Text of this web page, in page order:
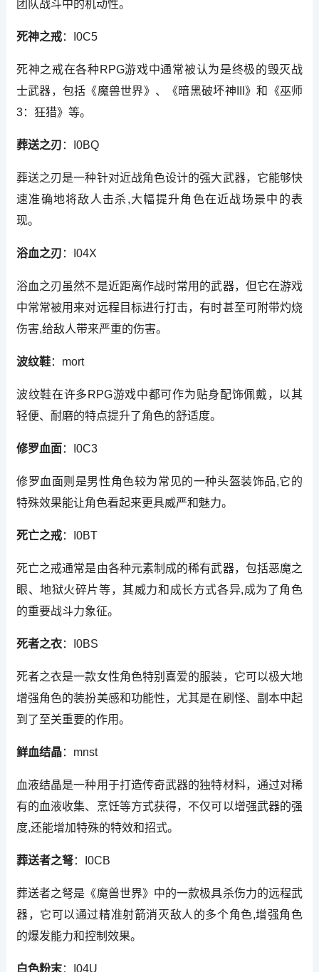
团队战斗中的机动性。
死神之戒：I0C5
死神之戒在各种RPG游戏中通常被认为是终极的毁灭战
士武器，包括《魔兽世界》、《暗黑破坏神III》和《巫师
3：狂猎》等。
葬送之刃 ：I0BQ
葬送之刃是一种针对近战角色设计的强大武器，它能够快
速准确地将敌人击杀,大幅提升角色在近战场景中的表
现。
浴血之刃 ：I04X
浴血之刃虽然不是近距离作战时常用的武器，但它在游戏
中常常被用来对远程目标进行打击，有时甚至可附带灼烧
伤害,给敌人带来严重的伤害。
波纹鞋：mort
波纹鞋在许多RPG游戏中都可作为贴身配饰佩戴，以其
轻便、耐磨的特点提升了角色的舒适度。
修罗血面：I0C3
修罗血面则是男性角色较为常见的一种头盔装饰品,它的
特殊效果能让角色看起来更具威严和魅力。
死亡之戒：I0BT
死亡之戒通常是由各种元素制成的稀有武器，包括恶魔之
眼、地狱火碎片等，其威力和成长方式各异,成为了角色
的重要战斗力象征。
死者之衣：I0BS
死者之衣是一款女性角色特别喜爱的服装，它可以极大地
增强角色的装扮美感和功能性，尤其是在刷怪、副本中起
到了至关重要的作用。
鲜血结晶：mnst
血液结晶是一种用于打造传奇武器的独特材料，通过对稀
有的血液收集、烹饪等方式获得，不仅可以增强武器的强
度,还能增加特殊的特效和招式。
葬送者之弩：I0CB
葬送者之弩是《魔兽世界》中的一款极具杀伤力的远程武
器，它可以通过精准射箭消灭敌人的多个角色,增强角色
的爆发能力和控制效果。
白色粉末：I04U